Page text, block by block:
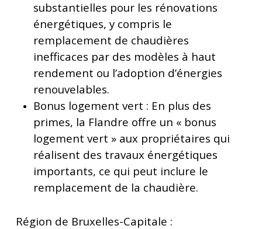
substantielles pour les rénovations
énergétiques, y compris le
remplacement de chaudières
inefficaces par des modèles à haut
rendement ou l’adoption d’énergies
renouvelables.
Bonus logement vert : En plus des
primes, la Flandre offre un « bonus
logement vert » aux propriétaires qui
réalisent des travaux énergétiques
importants, ce qui peut inclure le
remplacement de la chaudière.
Région de Bruxelles-Capitale :